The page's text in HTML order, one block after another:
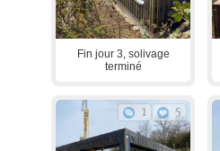
Fin jour 3, solivage
terminé
1 5